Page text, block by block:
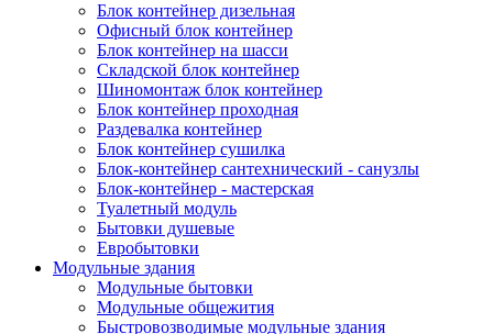
Блок контейнер дизельная
Офисный блок контейнер
Блок контейнер на шасси
Складской блок контейнер
Шиномонтаж блок контейнер
Блок контейнер проходная
Раздевалка контейнер
Блок контейнер сушилка
Блок-контейнер сантехнический - санузлы
Блок-контейнер - мастерская
Туалетный модуль
Бытовки душевые
Евробытовки
Модульные здания
Модульные бытовки
Модульные общежития
Быстровозводимые модульные здания